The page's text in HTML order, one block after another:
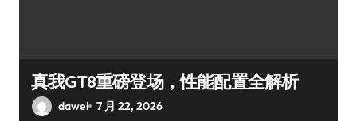
真我GT8重磅登场，性能配置全解析
dawei 7 月 22, 2026